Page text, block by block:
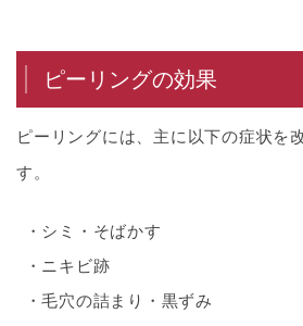
ピーリングの効果
ピーリングには、主に以下の症状を
す。
シミ・そばかす
ニキビ跡
毛穴の詰まり・黒ずみ